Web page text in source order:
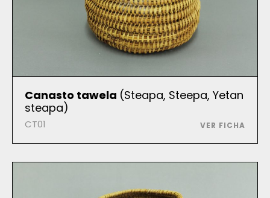
Canasto tawela (Steapa, Steepa, Yetan
steapa)
CT01 VER FICHA